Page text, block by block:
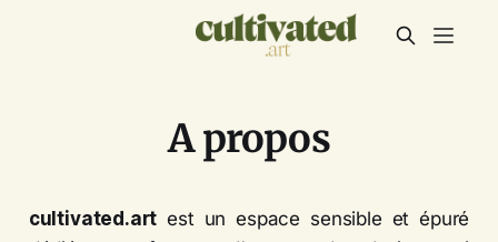
A propos
cultivated.art est un espace sensible et épuré